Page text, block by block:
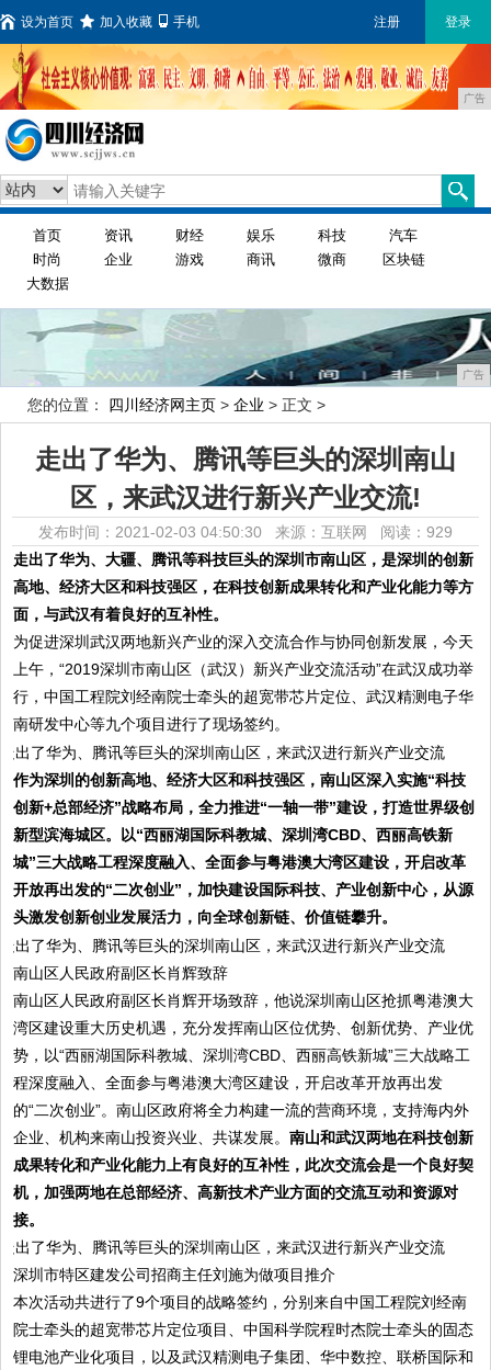
设为首页 加入收藏 手机 注册 登录
广告
首页 资讯 财经 娱乐 科技
汽车
时尚
企业 游戏 商讯 微商
区块链
大数据
广告
您的位置： 四川经济网主页 > 企业 > 正文 >
走出了华为、腾讯等巨头的深圳南山
区，来武汉进行新兴产业交流!
发布时间：2021-02-03 04:50:30 来源：互联网 阅读：929
走出了华为、大疆、腾讯等科技巨头的深圳市南山区，是深圳的创新
高地、经济大区和科技强区，在科技创新成果转化和产业化能力等方
面，与武汉有着良好的互补性。
为促进深圳武汉两地新兴产业的深入交流合作与协同创新发展，今天
上午，“2019深圳市南山区（武汉）新兴产业交流活动”在武汉成功举
行，中国工程院刘经南院士牵头的超宽带芯片定位、武汉精测电子华
南研发中心等九个项目进行了现场签约。
作为深圳的创新高地、经济大区和科技强区，南山区深入实施“科技
创新+总部经济”战略布局，全力推进“一轴一带”建设，打造世界级创
新型滨海城区。以“西丽湖国际科教城、深圳湾CBD、西丽高铁新
城”三大战略工程深度融入、全面参与粤港澳大湾区建设，开启改革
开放再出发的“二次创业”，加快建设国际科技、产业创新中心，从源
头激发创新创业发展活力，向全球创新链、价值链攀升。
南山区人民政府副区长肖辉致辞
南山区人民政府副区长肖辉开场致辞，他说深圳南山区抢抓粤港澳大
湾区建设重大历史机遇，充分发挥南山区位优势、创新优势、产业优
势，以“西丽湖国际科教城、深圳湾CBD、西丽高铁新城”三大战略工
程深度融入、全面参与粤港澳大湾区建设，开启改革开放再出发
的“二次创业”。南山区政府将全力构建一流的营商环境，支持海内外
企业、机构来南山投资兴业、共谋发展。南山和武汉两地在科技创新
成果转化和产业化能力上有良好的互补性，此次交流会是一个良好契
机，加强两地在总部经济、高新技术产业方面的交流互动和资源对
接。
深圳市特区建发公司招商主任刘施为做项目推介
本次活动共进行了9个项目的战略签约，分别来自中国工程院刘经南
院士牵头的超宽带芯片定位项目、中国科学院程时杰院士牵头的固态
锂电池产业化项目，以及武汉精测电子集团、华中数控、联桥国际和